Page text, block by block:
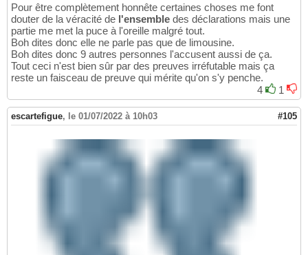
Pour être complètement honnête certaines choses me font
douter de la véracité de l'ensemble des déclarations mais une
partie me met la puce à l'oreille malgré tout.
Boh dites donc elle ne parle pas que de limousine.
Boh dites donc 9 autres personnes l'accusent aussi de ça.
Tout ceci n'est bien sûr par des preuves irréfutable mais ça
reste un faisceau de preuve qui mérite qu'on s'y penche.
4
1
escartefigue, le 01/07/2022 à 10h03 #105